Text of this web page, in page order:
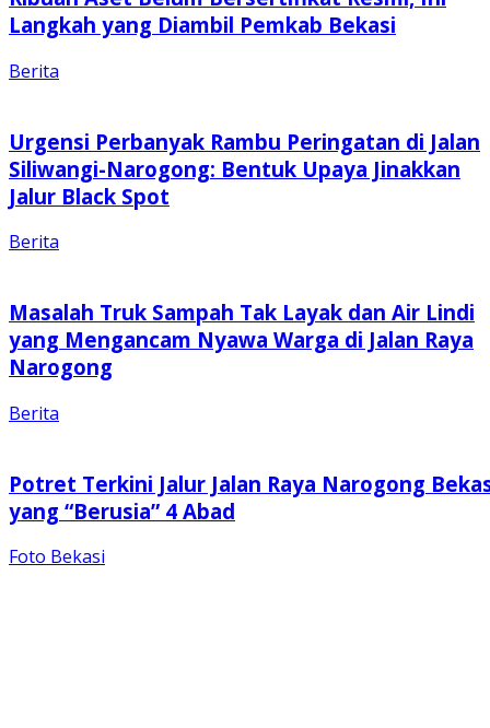
Langkah yang Diambil Pemkab Bekasi
Berita
Urgensi Perbanyak Rambu Peringatan di Jalan
Siliwangi-Narogong: Bentuk Upaya Jinakkan
Jalur Black Spot
Berita
Masalah Truk Sampah Tak Layak dan Air Lindi
yang Mengancam Nyawa Warga di Jalan Raya
Narogong
Berita
Potret Terkini Jalur Jalan Raya Narogong
yang “Berusia” 4 Abad
Foto Bekasi